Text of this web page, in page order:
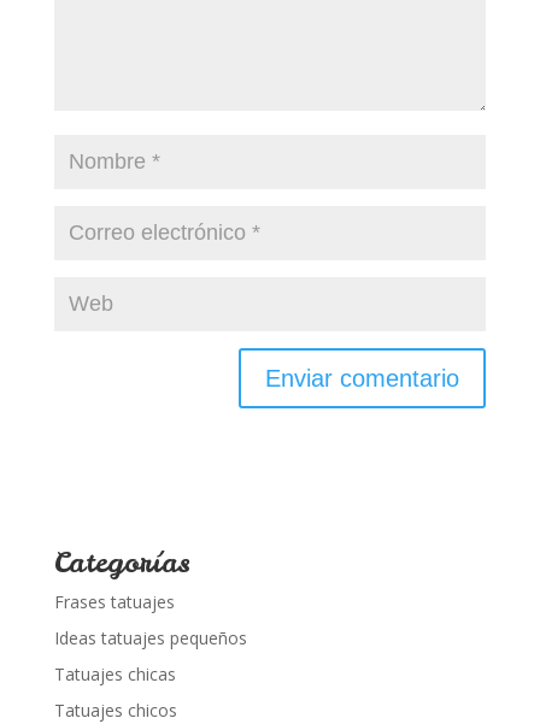
Categorías
Frases tatuajes
Ideas tatuajes pequeños
Tatuajes chicas
Tatuajes chicos